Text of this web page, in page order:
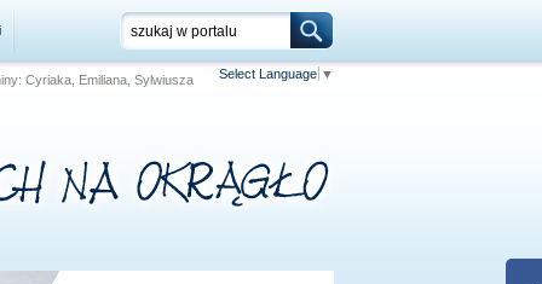
Cyriaka, Emiliana, Sylwiusza Select Language ▼